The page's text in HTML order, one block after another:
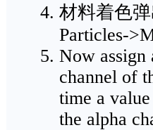
材料着色
Particles-
Now assign
channel of
time a
the alpha